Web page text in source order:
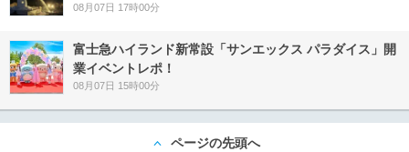
08月07日 17時00分
富士急ハイランド新常設「サンエックス パラダイス」開
業イベントレポ！
08月07日 15時00分
ページの先頭へ